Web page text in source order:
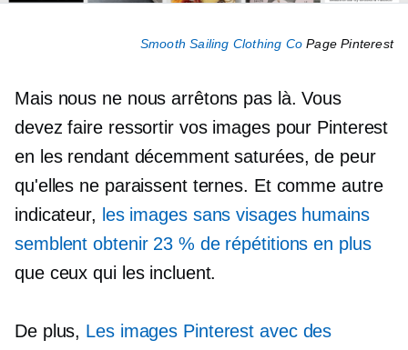
Smooth Sailing Clothing Co Page Pinterest
Mais nous ne nous arrêtons pas là. Vous
devez faire ressortir vos images pour Pinterest
en les rendant décemment saturées, de peur
qu'elles ne paraissent ternes. Et comme autre
indicateur, les images sans visages humains
semblent obtenir 23 % de répétitions en plus
que ceux qui les incluent.
De plus, Les images Pinterest avec des